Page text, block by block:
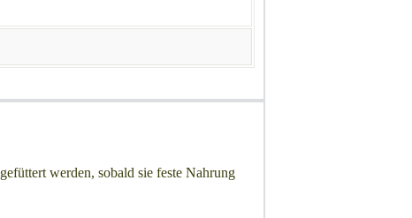
gefüttert werden, sobald sie feste Nahrung